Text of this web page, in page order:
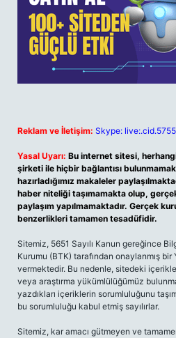
Reklam ve İletişim: Skype:
Yasal Uyarı: Bu internet sitesi,
şirketi ile hiçbir bağlantısı
hazırladığımız makaleler
haber niteliği taşımamakta olup,
paylaşım yapılmamaktadır. Gerçek
benzerlikleri tamamen tesadüfidir.
Sitemiz, 5651 Sayılı Kanun gereğince
Kurumu (BTK) tarafından onaylanmış bir
vermektedir. Bu nedenle, sitedeki
veya araştırma yükümlülüğümüz
yazdıkları içeriklerin sorumluluğunu
bu sorumluluğu kabul etmiş sayılırlar.
Sitemiz, kar amacı gütmeyen ve